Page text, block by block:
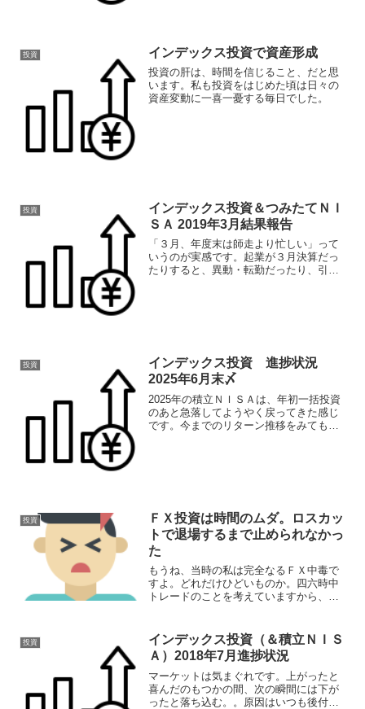
投資 インデックス投資で資産形成
投資の肝は、時間を信じること、だと思
います。私も投資をはじめた頃は日々の
資産変動に一喜一憂する毎日でした。
投資
インデックス投資＆つみたてＮＩ
ＳＡ 2019年3月結果報告
「３月、年度末は師走より忙しい」って
いうのが実感です。起業が３月決算だっ
たりすると、異動・転勤だったり、引継
投資
インデックス投資 進捗状況
2025年6月末〆
2025年の積立ＮＩＳＡは、年初一括投資
のあと急落してようやく戻ってきた感じ
です。今までのリターン推移をみても投
投資
ＦＸ投資は時間のムダ。ロスカッ
トで退場するまで止められなかっ
た
もうね、当時の私は完全なるＦＸ中毒で
すよ。どれだけひどいものか。四六時中
トレードのことを考えていますから、思
になってました。（ホントひどかったで
すからね。その辺の話はいつか記載でき
たらと思います。）
投資
インデックス投資（＆積立ＮＩＳ
Ａ）2018年7月進捗状況
マーケットは気まぐれです。上がったと
喜んだのもつかの間、次の瞬間には下が
ったと落ち込む。。原因はいつも後付け